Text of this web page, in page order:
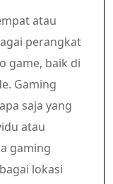
atau
perangkat
game, baik di
Gaming
saja yang
atau
gaming
lokasi